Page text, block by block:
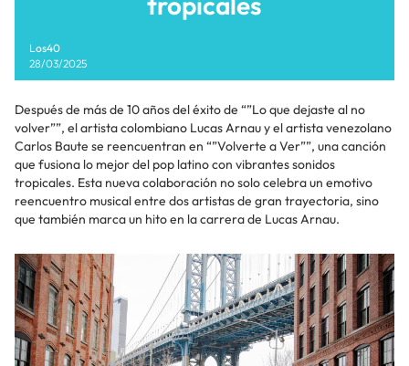
Los40
28/03/2025
Después de más de 10 años del éxito de “”Lo que dejaste al no
volver””, el artista colombiano Lucas Arnau y el artista venezolano
Carlos Baute se reencuentran en “”Volverte a Ver””, una canción
que fusiona lo mejor del pop latino con vibrantes sonidos
tropicales. Esta nueva colaboración no solo celebra un emotivo
reencuentro musical entre dos artistas de gran trayectoria, sino
que también marca un hito en la carrera de Lucas Arnau.